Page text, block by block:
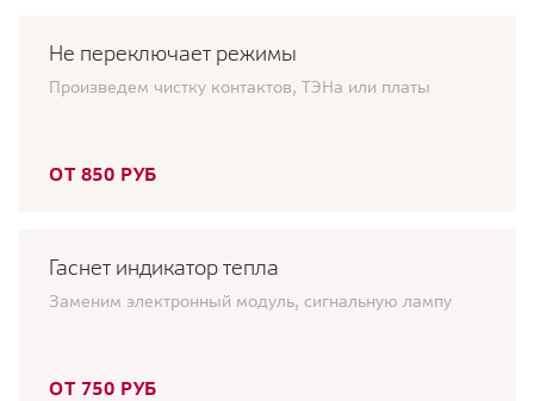
Не переключает режимы
Произведем чистку контактов, ТЭНа или платы
ОТ 850 РУБ
Гаснет индикатор тепла
Заменим электронный модуль, сигнальную лампу
ОТ 750 РУБ